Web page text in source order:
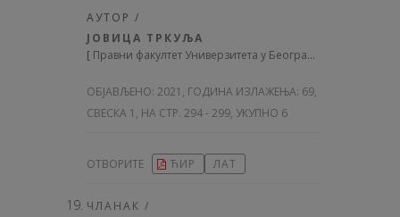
АУТОР /
ЈОВИЦА ТРКУЉА
[ Правни факултет Универзитета у Београду, Србија
ОБЈАВЉЕНО: 2021, ГОДИНА ИЗЛАЖЕЊА: 69,
СВЕСКА 1, НА СТР. 294 - 299, УКУПНО 6
ОТВОРИТЕ ЋИР ЛАТ
ЧЛАНАК /